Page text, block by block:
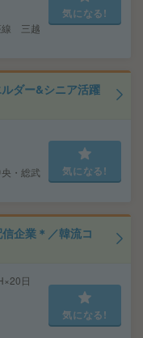
三越
気になる!
ダー&シニア活躍
・総武
気になる!
企業＊／韓流コ
日
気になる!